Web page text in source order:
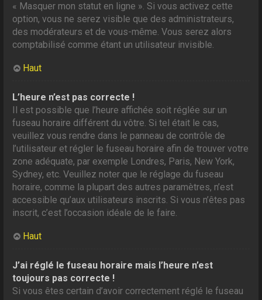
« Masquer mon statut en ligne ». Si vous activez cette
option, vous ne serez visible que des administrateurs,
des modérateurs et de vous-même. Vous serez alors
comptabilisé comme étant un utilisateur invisible.
Haut
L’heure n’est pas correcte !
Il est possible que l’heure affichée soit réglée sur un
fuseau horaire différent du vôtre. Si tel était le cas,
veuillez vous rendre dans le panneau de contrôle de
l’utilisateur et régler le fuseau horaire afin de trouver votre
zone adéquate, par exemple Londres, Paris, New York,
Sydney, etc. Veuillez noter que le réglage du fuseau
horaire, comme la plupart des autres paramètres, n’est
accessible qu’aux utilisateurs inscrits. Si vous n’êtes pas
inscrit, c’est l’occasion idéale de le faire.
Haut
J’ai réglé le fuseau horaire mais l’heure n’est
toujours pas correcte !
Si vous êtes certain d’avoir correctement réglé le fuseau